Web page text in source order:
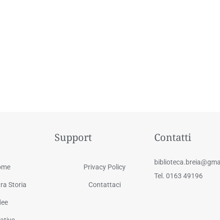
Storia
Support
Privacy Policy
Contattaci
Contatti
Tel. 0163 49196